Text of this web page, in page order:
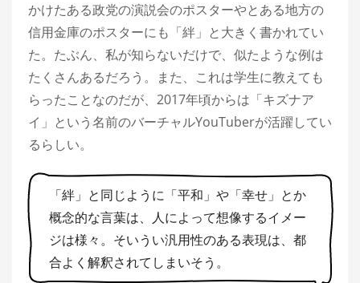
かけたある政党の演説会のポスターやとある地方の
信用金庫のポスターにも「絆」と大きく書かれてい
た。たぶん、私が知らないだけで、似たような例は
たくさんあるだろう。また、これは学生に教えても
らったことなのだが、2017年頃からは「キズナア
イ」という名前のバーチャルYouTuberが活躍してい
るらしい。
「絆」と同じように「平和」や「幸せ」とか
概念的な言葉は、人によって想像するイメー
ジは様々。そいうい汎用性のある表現は、都
合よく解釈されてしまいそう。